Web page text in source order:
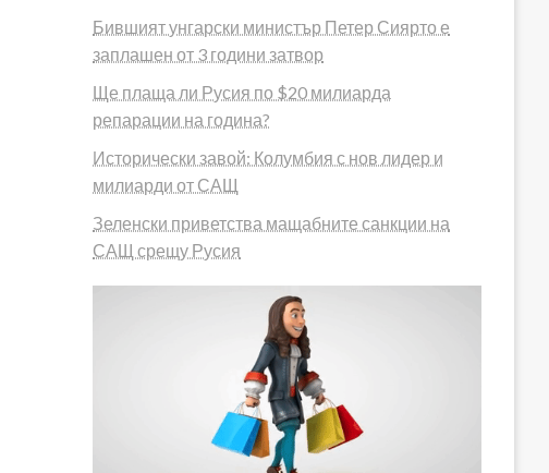
Бившият унгарски министър Петер Сиярто е
заплашен от 3 години затвор
Ще плаща ли Русия по $20 милиарда
репарации на година?
Исторически завой: Колумбия с нов лидер и
милиарди от САЩ
Зеленски приветства мащабните санкции на
САЩ срещу Русия